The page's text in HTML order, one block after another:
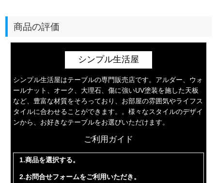
商品の評価
シンプル生活屋
シンプル生活屋はテーブルの専門販売店です。アルダー、ウォ
ールナット、オーク、大理石、傷に強いUV塗装を施した天板
など、豊富な材質をそろっており、お部屋の雰囲気やライフス
タイルに合わせることができます。。様々なスタイルのデザイ
ンから、お好きなテーブルをお選びいただけます。
ご利用ガイド
1.商品を選択する。
2.お問合せフォームをご利用いただき。